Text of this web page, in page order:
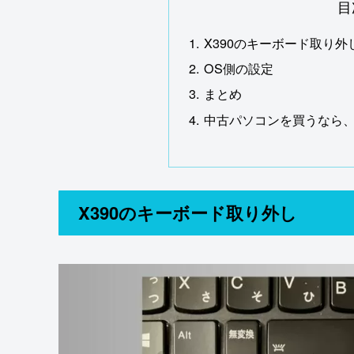
X390のキーボード取り外
OS側の設定
まとめ
中古パソコンを買うなら
X390のキーボード取り外し